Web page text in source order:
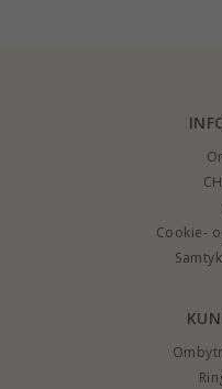
Cookie-